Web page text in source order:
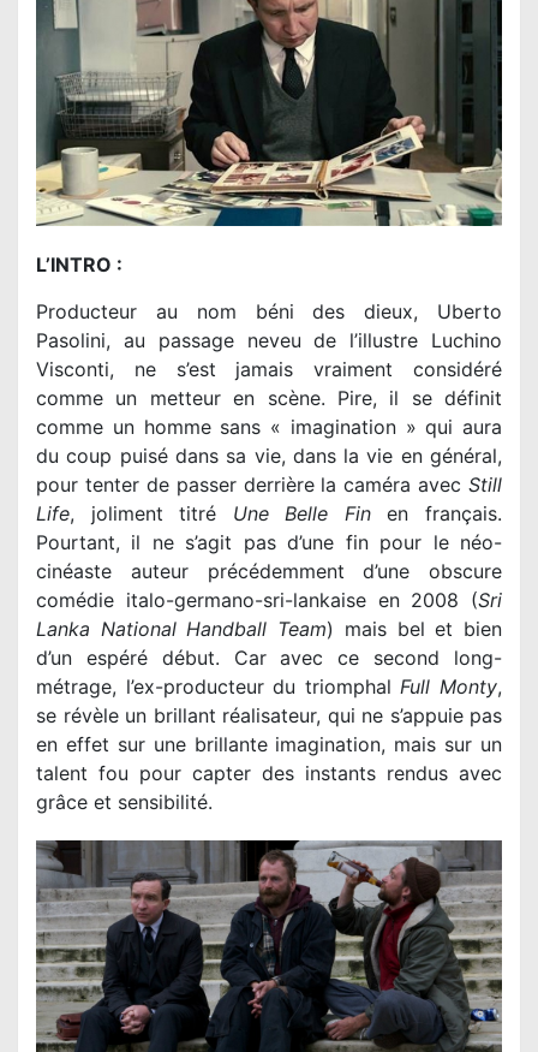
L’INTRO :
Producteur au nom béni des dieux, Uberto
Pasolini, au passage neveu de l’illustre Luchino
Visconti, ne s’est jamais vraiment considéré
comme un metteur en scène. Pire, il se définit
comme un homme sans « imagination » qui aura
du coup puisé dans sa vie, dans la vie en général,
pour tenter de passer derrière la caméra avec Still
Life, joliment titré Une Belle Finen français.
Pourtant, il ne s’agit pas d’une fin pour le néo-
cinéaste auteur précédemment d’une obscure
comédie italo-germano-sri-lankaise en 2008 (Sri
Lanka National Handball Team) mais bel et bien
d’un espéré début. Car avec ce second long-
métrage, l’ex-producteur du triomphalFull Monty,
se révèle un brillant réalisateur, qui ne s’appuie pas
en effet sur une brillante imagination, mais sur un
talent fou pour capter des instants rendus avec
grâce et sensibilité.